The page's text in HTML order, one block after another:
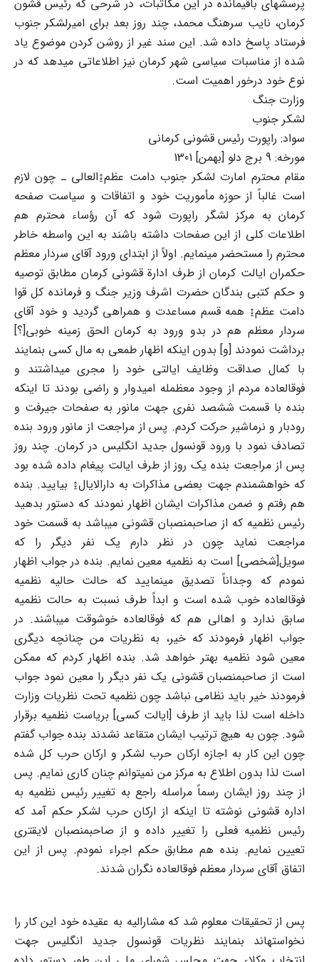
پرسشهای باقیمانده در این مکاتبات، در شرحی که رئیس قشون
کرمان، نایب سرهنگ محمد، چند روز بعد برای امیرلشکر جنوب
فرستاد پاسخ داده شد. این سند غیر از روشن کردن موضوع یاد
شده از مناسبات سیاسی شهر کرمان نیز اطلاعاتی میدهد که در
نوع خود درخور اهمیت است.
وزارت جنگ
لشکر جنوب
سواد: راپورت رئیس قشونی کرمانی
مورخه: 9 برج دلو [بهمن] 1301
مقام محترم امارت لشکر جنوب دامت عظم↨العالی ـ چون لازم
است غالباً از حوزه مأموریت خود و اتفاقات و سیاست صفحه
کرمان به مرکز لشگر راپورت شود که آن رؤساء محترم هم
اطلاعات کلی از این صفحات داشته باشند به این واسطه خاطر
محترم را مستحضر مینمایم. اولاً از ابتدای ورود آقای سردار معظم
حکمران ایالت کرمان از طرف ادارة قشونی کرمان مطابق توصیه
و حکم کتبی بندگان حضرت اشرف وزیر جنگ و فرمانده کل قوا
دامت عظم↨ همه قسم مساعدت و همراهی گردید و خود آقای
سردار معظم هم در بدو ورود به کرمان الحق زمینه خوبی[؟]
برداشت نمودند [و] بدون اینکه اظهار طمعی به مال کسی بنمایند
با کمال صداقت وظایف ایالتی خود را مجری میداشتند و
فوقالعاده مردم از وجود معظمله امیدوار و راضی بودند تا اینکه
بنده با قسمت ششصد نفری جهت مانور به صفحات جیرفت و
رودبار و نرماشیر حرکت کردم. پس از مراجعت از مانور ورود بنده
تصادف نمود با ورود قونسول جدید انگلیس در کرمان. چند روز
پس از مراجعت بنده یک روز از طرف ایالت پیغام داده شده بود
که خواهشمندم جهت بعضی مذاکرات به دارالایال↨ بیایید. بنده
هم رفتم و ضمن مذاکرات ایشان اظهار نمودند که دستور بدهید
رئیس نظمیه که از صاحبمنصبان قشونی میباشد به قسمت خود
مراجعت نماید چون در نظر دارم یک نفر دیگر را که
سویل[شخصی] است به نظمیه معین نمایم. بنده در جواب اظهار
نمودم که وجداناً تصدیق مینمایید که حالت حالیه نظمیه
فوقالعاده خوب شده است و ابداً طرف نسبت به حالت نظمیه
سابق ندارد و اهالی هم که فوقالعاده خوشوقت میباشند. در
جواب اظهار فرمودند که خیر، به نظریات من چنانچه دیگری
معین شود نظمیه بهتر خواهد شد. بنده اظهار کردم که ممکن
است از صاحبمنصبان قشونی یک نفر دیگر را معین نمود جواب
فرمودند خیر باید نظامی نباشد چون نظمیه تحت نظریات وزارت
داخله است لذا باید از طرف [ایالت کسی] بریاست نظمیه برقرار
شود. چون به هیچ ترتیب ایشان متقاعد نشدند بنده جواب گفتم
چون این کار به اجازه ارکان حرب لشکر و ارکان حرب کل شده
است لذا بدون اطلاع به مرکز من نمیتوانم چنان کاری نمایم. پس
از چند روز ایشان رسماً مراسله راجع به تغییر رئیس نظمیه به
اداره قشونی نوشته تا اینکه از ارکان حرب لشکر حکم آمد که
رئیس نظمیه فعلی را تغییر داده و از صاحبمنصبان لایقتری
تعیین نمایم. بنده هم مطابق حکم اجراء نمودم. پس از این
اتفاق آقای سردار معظم فوقالعاده نگران شدند.
پس از تحقیقات معلوم شد که مشارالیه به عقیده خود این کار را
نخواستهاند بنمایند نظریات قونسول جدید انگلیس جهت